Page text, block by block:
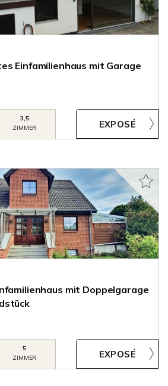
Einfamilienhaus mit Garage
3,5
ZIMMER
mit Doppelgarage
5
ZIMMER